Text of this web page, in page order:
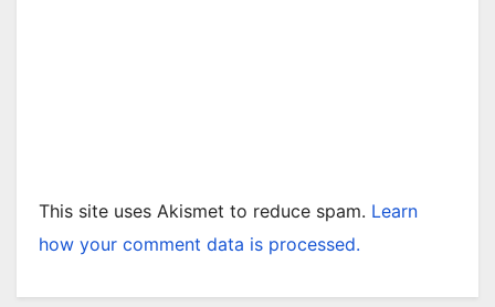
This site uses Akismet to reduce spam. Learn
how your comment data is processed.